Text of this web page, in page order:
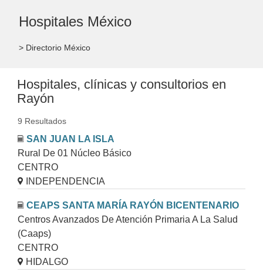
Hospitales México
> Directorio México
Hospitales, clínicas y consultorios en
Rayón
9 Resultados
SAN JUAN LA ISLA
Rural De 01 Núcleo Básico
CENTRO
INDEPENDENCIA
CEAPS SANTA MARÍA RAYÓN BICENTENARIO
Centros Avanzados De Atención Primaria A La Salud
(Caaps)
CENTRO
HIDALGO